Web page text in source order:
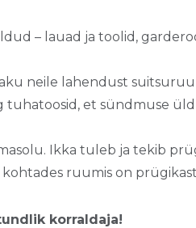
– lauad ja toolid,
neile lahendust
tuhatoosid, et sündmuse
Ikka tuleb ja tekib
kohtades ruumis on
korraldaja!